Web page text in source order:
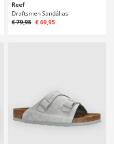
Reef
Draftsmen Sandálias
€ 79,95 € 69,95